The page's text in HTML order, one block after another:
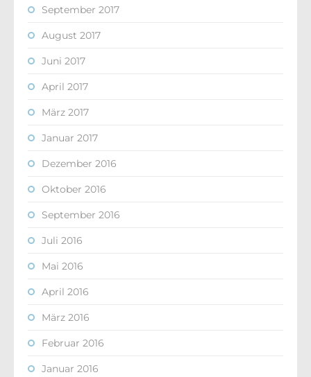
September 2017
August 2017
Juni 2017
April 2017
März 2017
Januar 2017
Dezember 2016
Oktober 2016
September 2016
Juli 2016
Mai 2016
April 2016
März 2016
Februar 2016
Januar 2016